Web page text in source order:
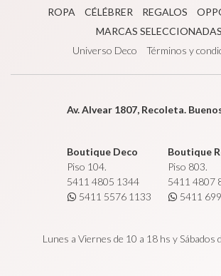
ROPA
CÉLÉBRER REGALOS
MARCAS SELECCIONADAS
Universo Deco
Términos y
Av. Alvear 1807, Recoleta.
Boutique Deco
Piso 104.
5411 4805 1344
5411 5576 1133
Boutique
Piso 803.
5411 4807
5411
Lunes a Viernes de 10 a 18 hs y Sábados